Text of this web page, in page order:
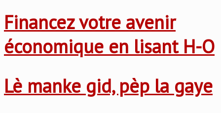
Financez votre avenir
économique en lisant H-O
Lè manke gid, pèp la gaye